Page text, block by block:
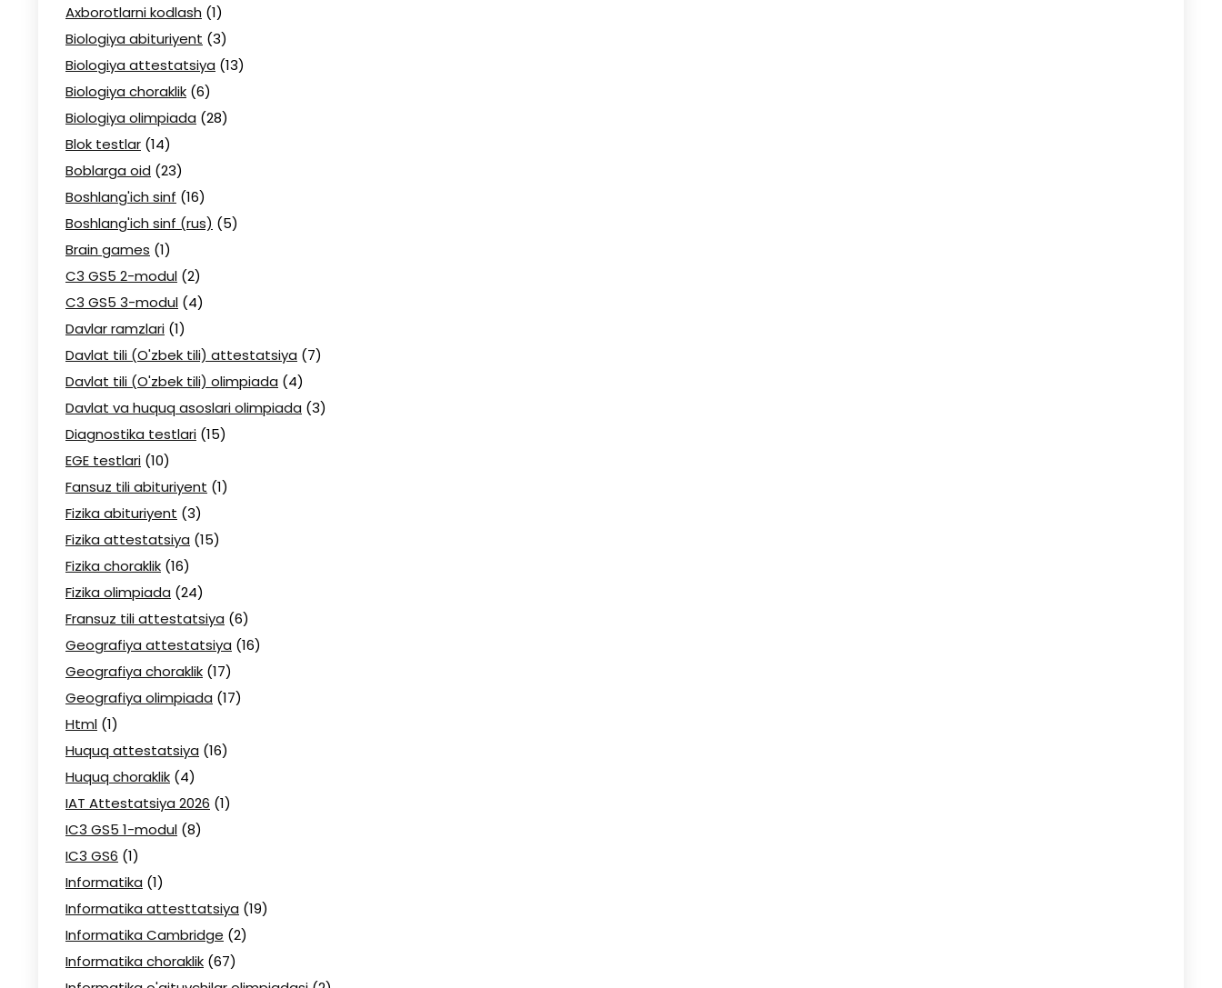
Axborotlarni kodlash (1)
Biologiya abituriyent (3)
Biologiya attestatsiya (13)
Biologiya choraklik (6)
Biologiya olimpiada (28)
Blok testlar (14)
Boblarga oid (23)
Boshlang'ich sinf (16)
Boshlang'ich sinf (rus) (5)
Brain games (1)
C3 GS5 2-modul (2)
C3 GS5 3-modul (4)
Davlar ramzlari (1)
Davlat tili (O'zbek tili) attestatsiya (7)
Davlat tili (O'zbek tili) olimpiada (4)
Davlat va huquq asoslari olimpiada (3)
Diagnostika testlari (15)
EGE testlari (10)
Fansuz tili abituriyent (1)
Fizika abituriyent (3)
Fizika attestatsiya (15)
Fizika choraklik (16)
Fizika olimpiada (24)
Fransuz tili attestatsiya (6)
Geografiya attestatsiya (16)
Geografiya choraklik (17)
Geografiya olimpiada (17)
Html (1)
Huquq attestatsiya (16)
Huquq choraklik (4)
IAT Attestatsiya 2026 (1)
IC3 GS5 1-modul (8)
IC3 GS6 (1)
Informatika (1)
Informatika attesttatsiya (19)
Informatika Cambridge (2)
Informatika choraklik (67)